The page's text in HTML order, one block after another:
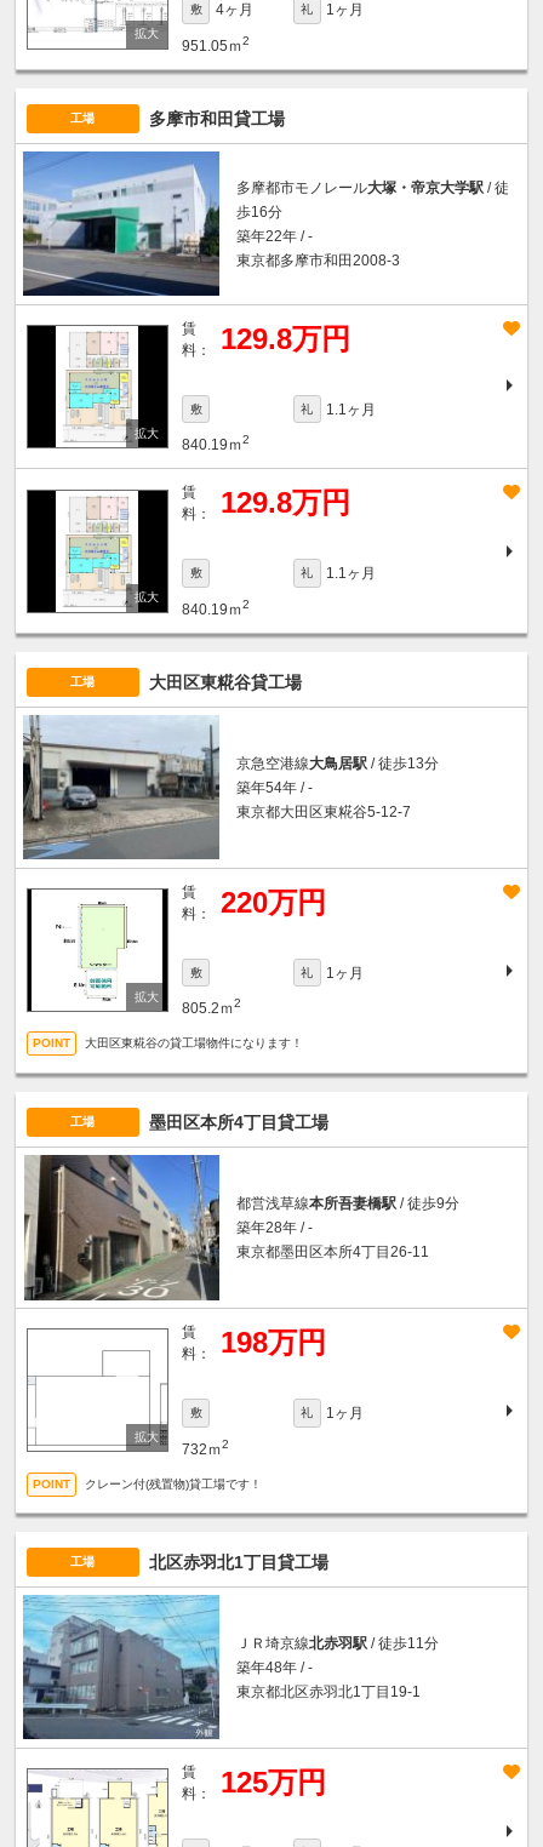
敷 4ヶ月 礼 1ヶ月
951.05ｍ2
工場 多摩市和田貸工場
多摩都市モノレール大塚・帝京大学駅 / 徒
歩16分
築年22年 / -
東京都多摩市和田2008-3
賃
料：
129.8万円
敷 礼 1.1ヶ月
840.19ｍ2
賃
料：
129.8万円
敷 礼 1.1ヶ月
840.19ｍ2
工場 大田区東糀谷貸工場
京急空港線大鳥居駅 / 徒歩13分
築年54年 / -
東京都大田区東糀谷5-12-7
賃
料：
220万円
敷 礼 1ヶ月
805.2ｍ2
大田区東糀谷の貸工場物件になります！
工場 墨田区本所4丁目貸工場
都営浅草線本所吾妻橋駅 / 徒歩9分
築年28年 / -
東京都墨田区本所4丁目26-11
賃
料：
198万円
敷 礼 1ヶ月
732ｍ2
クレーン付(残置物)貸工場です！
工場 北区赤羽北1丁目貸工場
ＪＲ埼京線北赤羽駅 / 徒歩11分
築年48年 / -
東京都北区赤羽北1丁目19-1
賃
料：
125万円